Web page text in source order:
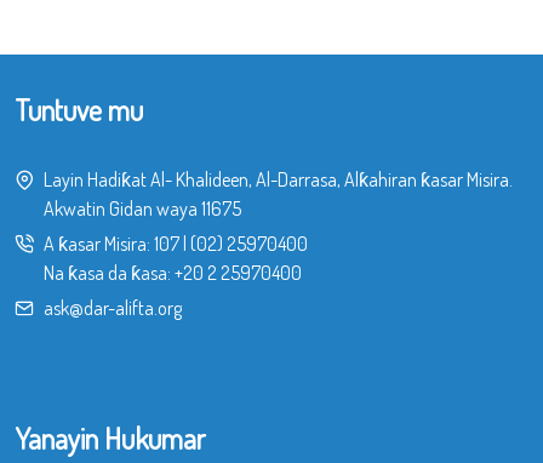
Tuntuve mu
Layin Hadiƙat Al- Khalideen, Al-Darrasa, Alƙahiran ƙasar Misira.
Akwatin Gidan waya 11675
A ƙasar Misira: 107| (02) 25970400
Na ƙasa da ƙasa: +20 2 25970400
ask@dar-alifta.org
Yanayin Hukumar